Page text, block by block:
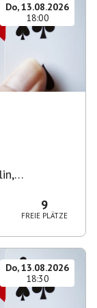
Do, 13.08.2026
18:00
9
FREIE PLÄTZE
Do, 13.08.2026
18:30